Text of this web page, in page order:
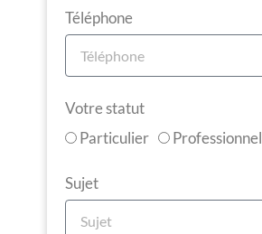
Téléphone
Votre statut
Particulier
Professionnel
Sujet